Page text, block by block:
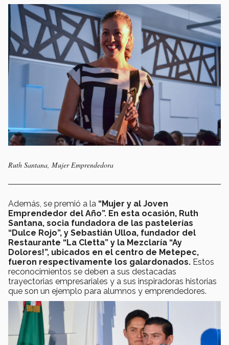
Ruth Santana, Mujer Emprendedora
Además, se premió a la “Mujer y al Joven
Emprendedor del Año”. En esta ocasión, Ruth
Santana, socia fundadora de las pastelerías
“Dulce Rojo”, y Sebastián Ulloa, fundador del
Restaurante “La Cletta” y la Mezclaría “Ay
Dolores!”, ubicados en el centro de Metepec,
fueron respectivamente los galardonados. Estos
reconocimientos se deben a sus destacadas
trayectorias empresariales y a sus inspiradoras historias
que son un ejemplo para alumnos y emprendedores.